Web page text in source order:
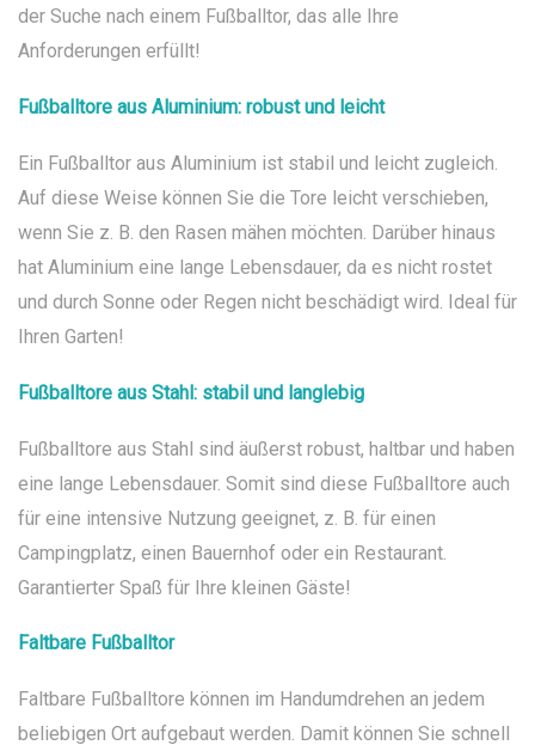
der Suche nach einem Fußballtor, das alle Ihre
Anforderungen erfüllt!
Fußballtore aus Aluminium: robust und leicht
Ein Fußballtor aus Aluminium ist stabil und leicht zugleich.
Auf diese Weise können Sie die Tore leicht verschieben,
wenn Sie z. B. den Rasen mähen möchten. Darüber hinaus
hat Aluminium eine lange Lebensdauer, da es nicht rostet
und durch Sonne oder Regen nicht beschädigt wird. Ideal für
Ihren Garten!
Fußballtore aus Stahl: stabil und langlebig
Fußballtore aus Stahl sind äußerst robust, haltbar und haben
eine lange Lebensdauer. Somit sind diese Fußballtore auch
für eine intensive Nutzung geeignet, z. B. für einen
Campingplatz, einen Bauernhof oder ein Restaurant.
Garantierter Spaß für Ihre kleinen Gäste!
Faltbare Fußballtor
Faltbare Fußballtore können im Handumdrehen an jedem
beliebigen Ort aufgebaut werden. Damit können Sie schnell